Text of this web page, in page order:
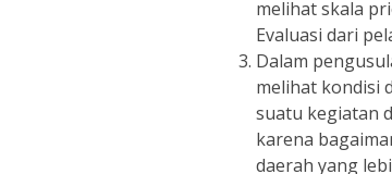
melihat skala
Evaluasi dari
Dalam
melihat kondisi
suatu kegiatan
karena
daerah yang